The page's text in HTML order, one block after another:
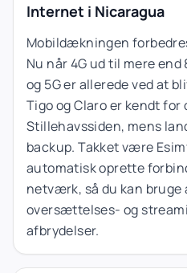
Internet i Nicaragua
Mobildækningen
Nu når 4G ud til mere
og 5G er allerede ved at
Tigo og Claro er kendt for
Stillehavssiden, mens
backup. Takket være
automatisk oprette
netværk, så du kan
oversættelses- og
afbrydelser.